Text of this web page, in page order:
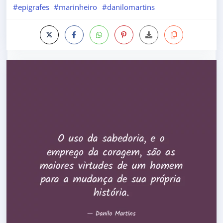
#epigrafes #marinheiro #danilomartins